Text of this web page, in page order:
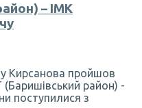
– ІМК
Кирсанова пройшов
район) -
поступилися з